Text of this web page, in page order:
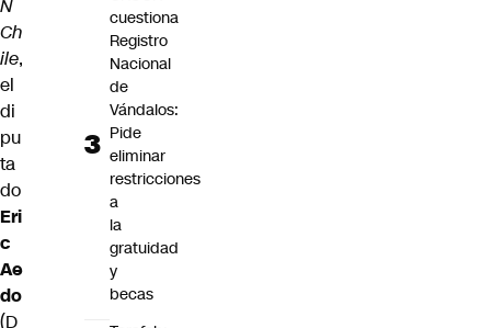
N
Ch
ile,
el
di
pu
ta
do
Eri
c
Ae
do
(D
cuestiona
Registro
Nacional
de
Vándalos:
Pide
eliminar
restricciones
a
la
gratuidad
y
becas